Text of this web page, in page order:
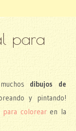
para
dibujos de
y pintando!
para colorearen la